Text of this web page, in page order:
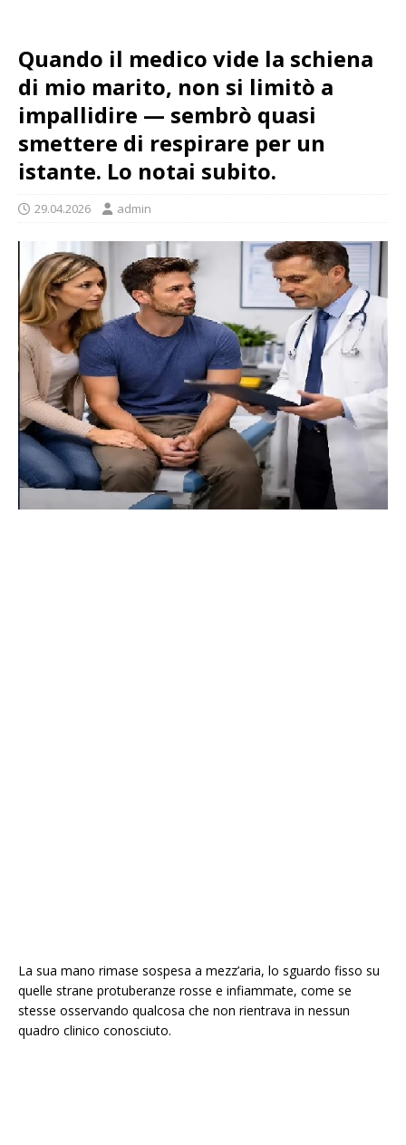
Quando il medico vide la schiena
di mio marito, non si limitò a
impallidire — sembrò quasi
smettere di respirare per un
istante. Lo notai subito.
29.04.2026 admin
La sua mano rimase sospesa a mezz’aria, lo sguardo fisso su
quelle strane protuberanze rosse e infiammate, come se
stesse osservando qualcosa che non rientrava in nessun
quadro clinico conosciuto.